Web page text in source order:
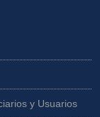
y Usuarios